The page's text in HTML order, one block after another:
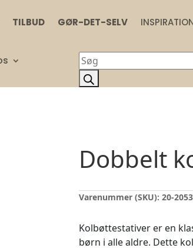
TILBUD GØR-DET-SELV
Products
search
Dobbelt
Varenummer (SKU): 20-
Kolbøttestativer er en
børn i alle aldre. Dette